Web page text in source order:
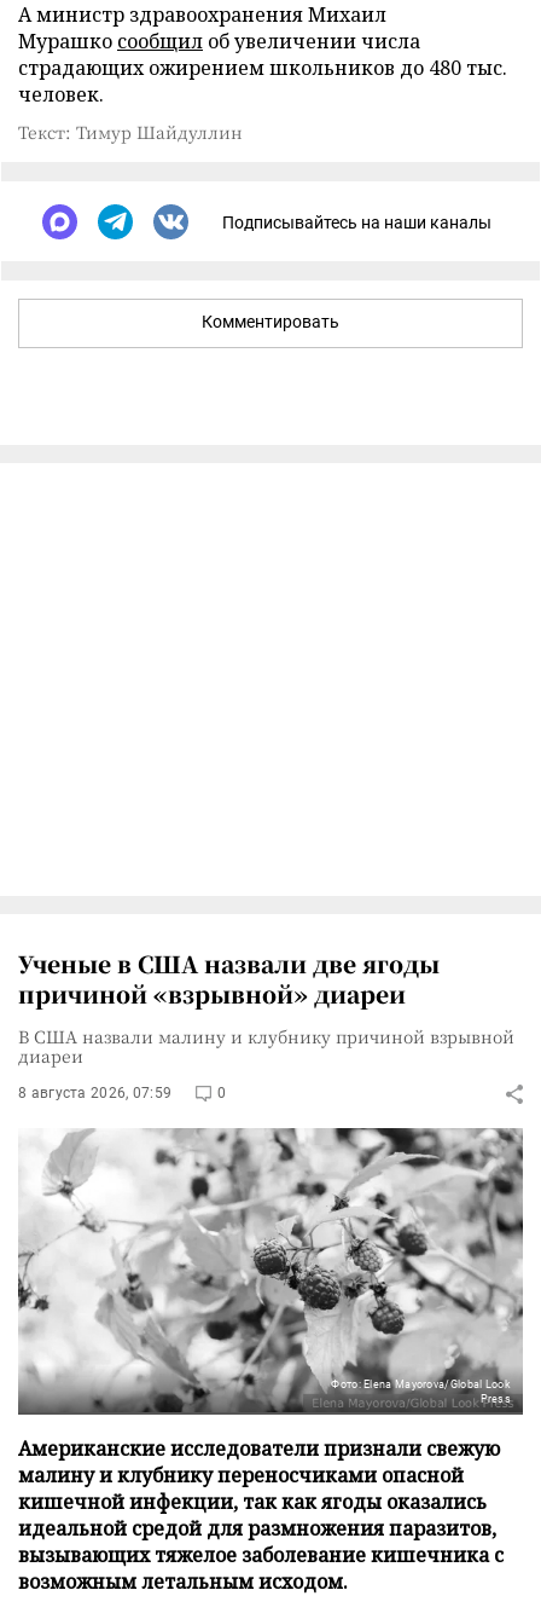
А министр здравоохранения Михаил
Мурашко сообщил об увеличении числа
страдающих ожирением школьников до 480 тыс.
человек.
Текст: Тимур Шайдуллин
Подписывайтесь на наши каналы
Комментировать
Ученые в США назвали две ягоды
причиной «взрывной» диареи
В США назвали малину и клубнику причиной взрывной
диареи
8 августа 2026, 07:59 0
Фото: Elena Mayorova/Global Look
Press
Американские исследователи признали свежую
малину и клубнику переносчиками опасной
кишечной инфекции, так как ягоды оказались
идеальной средой для размножения паразитов,
вызывающих тяжелое заболевание кишечника с
возможным летальным исходом.